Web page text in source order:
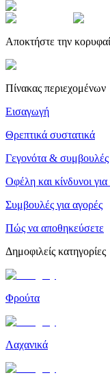
Αποκτήστε την
Πίνακας περιεχομένων
Εισαγωγή
Θρεπτικά συστατικά
Γεγονότα & συμβουλές
Οφέλη και κίνδυνοι για
Συμβουλές για αγορές
Πώς να αποθηκεύσετε
Δημοφιλείς κατηγορίες
Φρούτα
Λαχανικά